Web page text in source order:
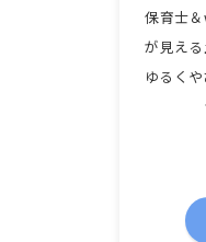
保育士
が見える
ゆるく